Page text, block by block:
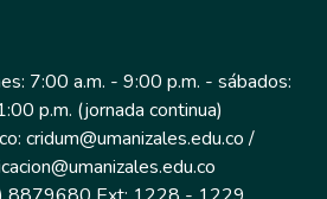
7:00 a.m. - 9:00 p.m. - sábados:
p.m. (jornada continua)
cridum@umanizales.edu.co /